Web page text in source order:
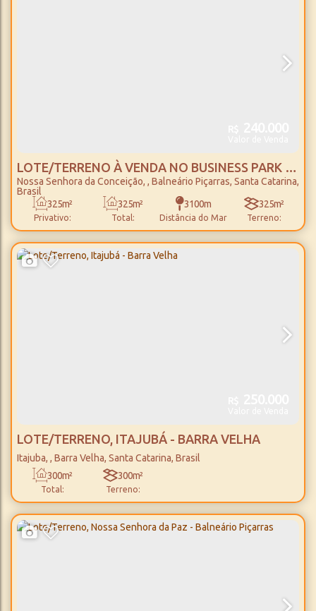
LOTE/TERRENO À VENDA NO BUSINESS PARK -
BALNEÁRIO PIÇARRAS
Nossa Senhora da Conceição , Balneário Piçarras, Santa Catarina,
Brasil
Privativo:
325m²
Total:
325m² 3100m
Distância do Mar Terreno:
325m²
Fundos:
13m
Frente:
13m
Lado Direito:
25m
Lado Esquerdo:
25m
LOTE/TERRENO, ITAJUBÁ - BARRA VELHA
Itajuba , Barra Velha, Santa Catarina, Brasil
Total:
300m²
Terreno:
300m²